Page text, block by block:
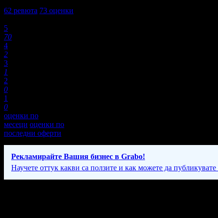
62 ревюта 73 оценки
5
70
4
2
3
1
2
0
1
0
оценки по
месеци оценки по
последни оферти
Рекламирайте Вашия бизнес в Grabo!
Научете оттук какви са ползите и как можете да публикувате